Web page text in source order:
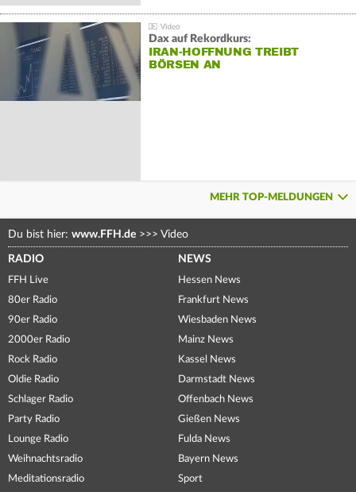
Dax auf Rekordkurs:
IRAN-HOFFNUNG TREIBT
BÖRSEN AN
MEHR TOP-MELDUNGEN
Du bist hier: www.FFH.de >>> Video
RADIO
FFH Live
80er Radio
90er Radio
2000er Radio
Rock Radio
Oldie Radio
Schlager Radio
Party Radio
Lounge Radio
Weihnachtsradio
Meditationsradio
NEWS
Hessen News
Frankfurt News
Wiesbaden News
Mainz News
Kassel News
Darmstadt News
Offenbach News
Gießen News
Fulda News
Bayern News
Sport